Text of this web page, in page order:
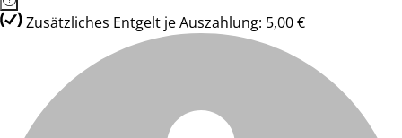
Zusätzliches Entgelt je Auszahlung: 5,00 €